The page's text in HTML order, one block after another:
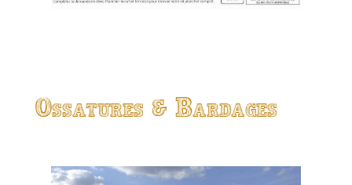
Ossatures & Bardages